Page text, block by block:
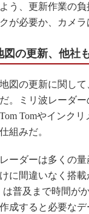
う、更新作業の
が必要か、カメ
図の更新、他社
図の更新に関して
。ミリ波レーダ
Tomやインク
組みだ。
ーダーは多くの量
に間違いなく搭
は普及まで時間が
成すると必要な